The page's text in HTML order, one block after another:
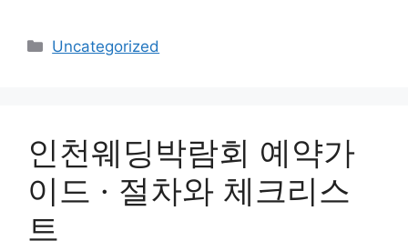
Categories
Uncategorized
인천웨딩박람회 예약가
이드 · 절차와 체크리스
트